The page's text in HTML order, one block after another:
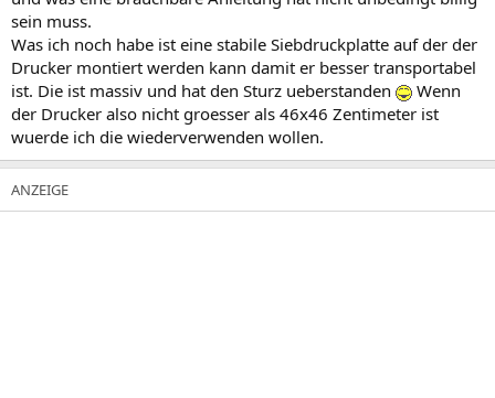
sein muss.
Was ich noch habe ist eine stabile Siebdruckplatte auf der der
Drucker montiert werden kann damit er besser transportabel
ist. Die ist massiv und hat den Sturz ueberstanden
Wenn
der Drucker also nicht groesser als 46x46 Zentimeter ist
wuerde ich die wiederverwenden wollen.